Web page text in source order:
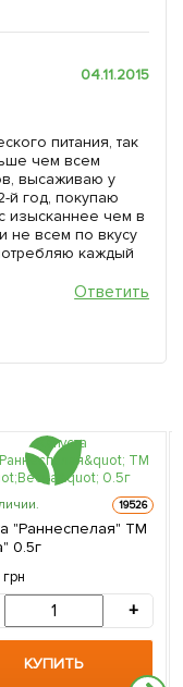
04.11.2015
питания, так
чем всем
высаживаю у
й год, покупаю
изысканнее чем в
не всем по вкусу
каждый
Ответить
19526
"Раннеспелая" ТМ
0.5г
грн
+
КУПИТЬ